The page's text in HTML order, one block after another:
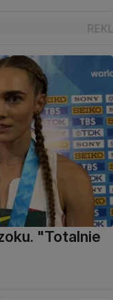
"Totalnie